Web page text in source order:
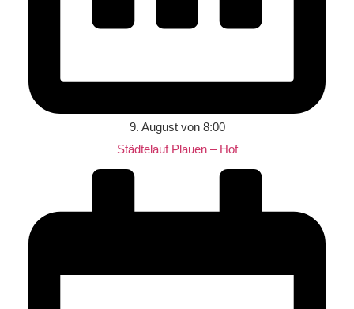
9. August von 8:00
Städtelauf Plauen – Hof